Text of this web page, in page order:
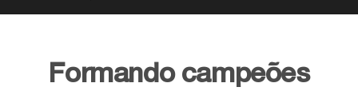
Formando campeões